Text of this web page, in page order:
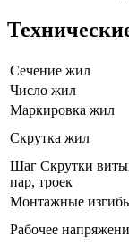
Сечение жил
Число жил
Маркировка жил
Скрутка жил
Шаг Скрутки
пар, троек
Монтажные
Рабочее